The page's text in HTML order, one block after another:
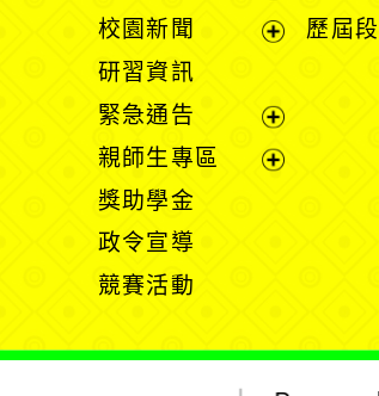
展
開
單
校園新聞
開
選
單
研習資訊
緊急通告
展
開
親師生專區
獎助學金
政令宣導
競賽活動
歷屆